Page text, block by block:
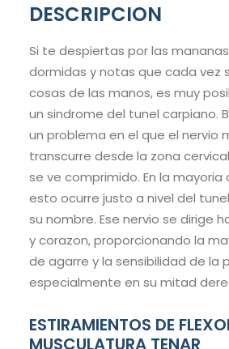
DESCRIPCION
Si te despiertas por las
dormidas y notas que cada vez
cosas de las manos, es muy
un sindrome del tunel carpiano.
un problema en el que el nervio
transcurre desde la zona
se ve comprimido. En la mayoria
esto ocurre justo a nivel del
su nombre. Ese nervio se dirige
y corazon, proporcionando la
de agarre y la sensibilidad de la
especialmente en su mitad
ESTIRAMIENTOS DE
MUSCULATURA TENAR